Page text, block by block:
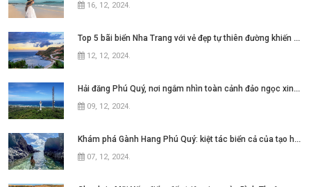
16, 12, 2024.
Top 5 bãi biển Nha Trang với vẻ đẹp tự thiên đường khiến bao người thương nhớ
12, 12, 2024.
Hải đăng Phú Quý, nơi ngắm nhìn toàn cảnh đảo ngọc xinh đẹp
09, 12, 2024.
Khám phá Gành Hang Phú Quý: kiệt tác biển cả của tạo hóa
07, 12, 2024.